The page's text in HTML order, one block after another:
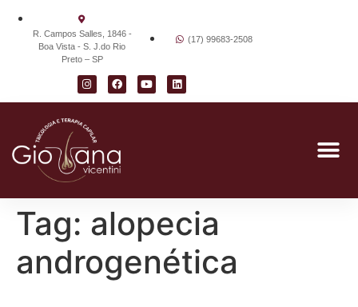
R. Campos Salles, 1846 -
Boa Vista - S. J.do Rio
Preto – SP
(17) 99683-2508
Tag: alopecia
androgenética